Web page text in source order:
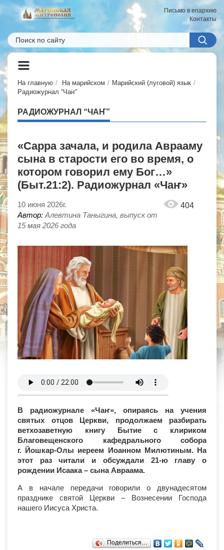
Письмо в епархию
Контакты
На главную На марийском
Марийский (луговой) язык
Радиожурнал “Чаҥ”
РАДИОЖУРНАЛ “ЧАҤ”
«Сарра зачала, и родила Аврааму
сына в старости его во время, о
котором говорил ему Бог…»
(Быт.21:2). Радиожурнал «Чаҥ»
404
10 июня 2026г.
Автор: Алевтина Таныгина, выпуск от
15 мая 2026 года
В радиожурнале «Чаҥ», опираясь на учения
святых отцов Церкви, продолжаем разбирать
ветхозаветную книгу Бытие с клириком
Благовещенского кафедрального собора
г. Йошкар-Олы иереем Иоанном Милютиным. На
этот раз читали и обсуждали 21-ю главу о
рождении Исаака – сына Авраама.
А в начале передачи говорили о двунадесятом
празднике святой Церкви – Вознесении Господа
нашего Иисуса Христа.
Поделиться…